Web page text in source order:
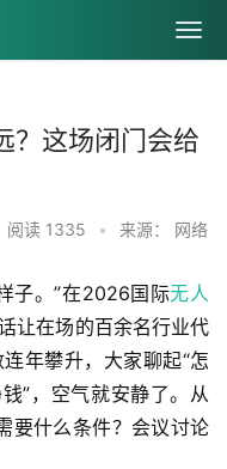
？这场闭门会给
阅读 1335 • 来源： 网络
子。”在2026国际无人
让在场的百余名行业代
年攀升，大家聊起“怎
”，空气就安静了。从
要什么条件？会议讨论